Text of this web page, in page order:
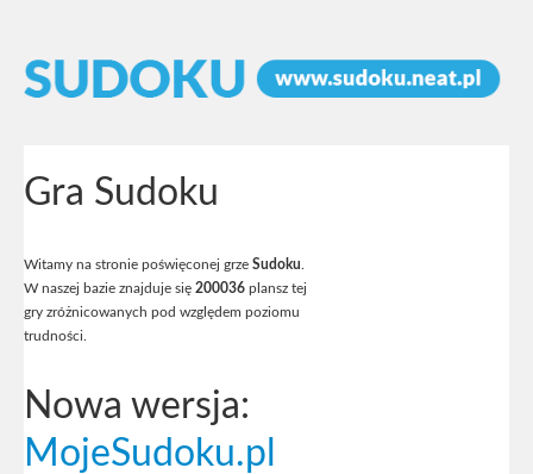
Gra Sudoku
Witamy na stronie poświęconej grze Sudoku
W naszej bazie znajduje się 200036 plansz tej
gry zróżnicowanych pod względem poziomu
trudności.
Nowa wersja:
MojeSudoku.pl